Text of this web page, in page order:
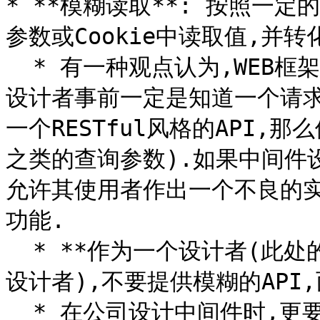
* **模糊读取**: 按照一定的
参数或Cookie中读取值,并转
设计者事前一定是知道一个请
一个RESTful风格的API,那
之类的查询参数).如果中间件
允许其使用者作出一个不良的
功能.
设计者),不要提供模糊的